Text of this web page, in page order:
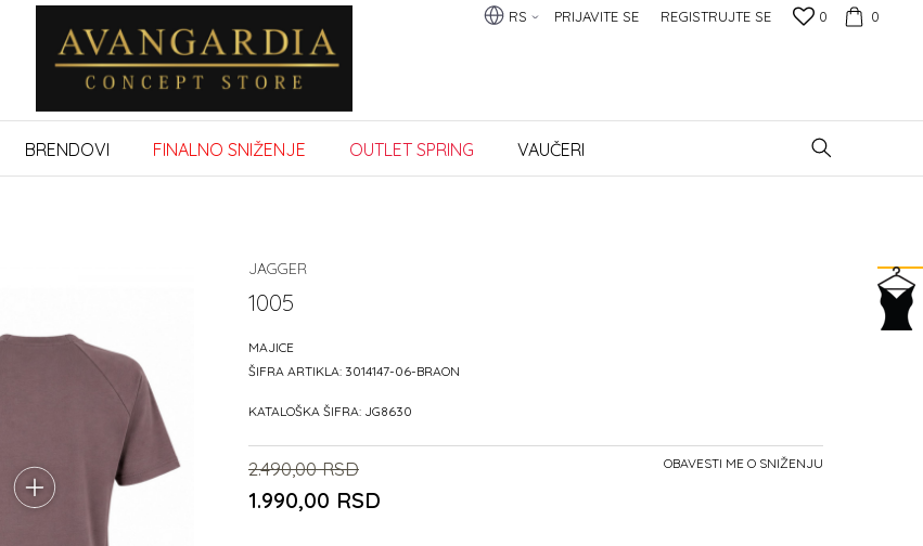
0
0
PRIJAVITE SE REGISTRUJTE SE
RS
BRENDOVI FINALNO SNIŽENJE OUTLET SPRING VAUČERI
JAGGER
1005
MAJICE
ŠIFRA ARTIKLA: 3014147-06-BRAON
KATALOŠKA ŠIFRA: JG8630
2.490,00 RSD
1.990,00 RSD
OBAVESTI ME O SNIŽENJU